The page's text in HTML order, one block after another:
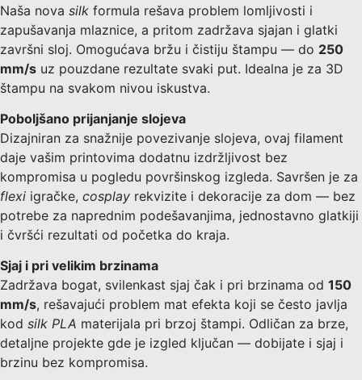
Naša nova silk formula rešava problem lomljivosti i
zapušavanja mlaznice, a pritom zadržava sjajan i glatki
završni sloj. Omogućava bržu i čistiju štampu — do 250
mm/s uz pouzdane rezultate svaki put. Idealna je za 3D
štampu na svakom nivou iskustva.
Poboljšano prijanjanje slojeva
Dizajniran za snažnije povezivanje slojeva, ovaj filament
daje vašim printovima dodatnu izdržljivost bez
kompromisa u pogledu površinskog izgleda. Savršen je za
flexi igračke, cosplay rekvizite i dekoracije za dom — bez
potrebe za naprednim podešavanjima, jednostavno glatkiji
i čvršći rezultati od početka do kraja.
Sjaj i pri velikim brzinama
Zadržava bogat, svilenkast sjaj čak i pri brzinama od 150
mm/s, rešavajući problem mat efekta koji se često javlja
kod silk PLA materijala pri brzoj štampi. Odličan za brze,
detaljne projekte gde je izgled ključan — dobijate i sjaj i
brzinu bez kompromisa.